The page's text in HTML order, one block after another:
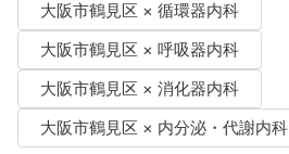
大阪市鶴見区 × 循環器内科
大阪市鶴見区 × 呼吸器内科
大阪市鶴見区 × 消化器内科
大阪市鶴見区 × 内分泌・代謝内科